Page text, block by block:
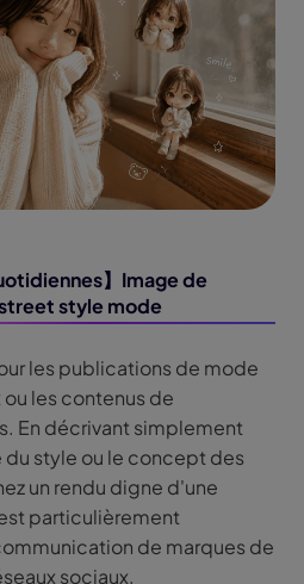
】Image de
style mode
les publications de mode
ou les contenus de
En décrivant simplement
style ou le concept des
un rendu digne d'une
particulièrement
de marques de
sociaux.